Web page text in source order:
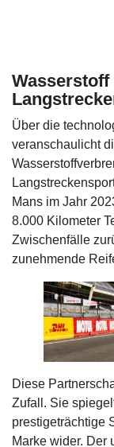
Über die
veranschaulicht
Mans im Jahr
8.000 Kilometer
Zwischenfälle
zunehmende
Diese
Zufall. Sie
prestigeträchtige
Marke wider. Der